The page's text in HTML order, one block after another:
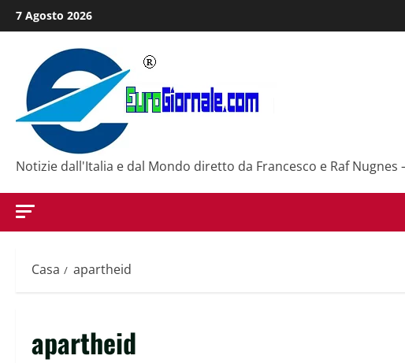
Salta
al
contenuto
7 Agosto 2026
Notizie dall'Italia e dal Mondo diretto da Francesco e Raf
Casa apartheid
apartheid